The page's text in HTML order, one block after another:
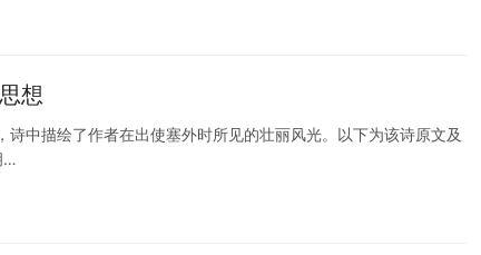
想
中描绘了作者在出使塞外时所见的壮丽风光。以下为该诗原文及
…